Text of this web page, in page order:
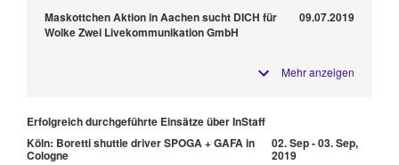
Maskottchen Aktion in Aachen sucht DICH für
Wolke Zwei Livekommunikation GmbH
09.07.2019
Mehr anzeigen
Erfolgreich durchgeführte Einsätze über InStaff
Köln: Boretti shuttle driver SPOGA + GAFA in
Cologne
02. Sep - 03. Sep,
2019